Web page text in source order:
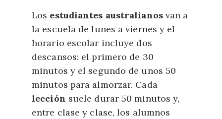
Los estudiantes australianosvan a
la escuela de lunes a viernes y el
horario escolar incluye dos
descansos: el primero de 30
minutos y el segundo de unos 50
minutos para almorzar. Cada
lección suele durar 50 minutos y,
entre clase y clase, los alumnos